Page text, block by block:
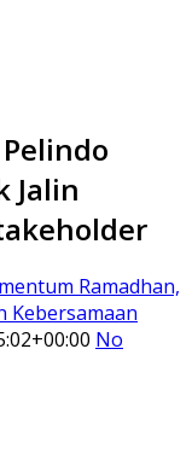
Jalin
Ramadhan,
Kebersamaan
No